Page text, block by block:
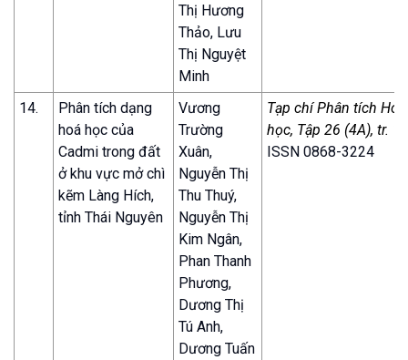
Thị Hương
Thảo, Lưu
Thị Nguyệt
Minh
14.
Phân tích dạng
hoá học của
Cadmi trong đất
ở khu vực mở chì
kẽm Làng Hích,
tỉnh Thái Nguyên
Vương
Trường
Xuân,
Nguyễn Thị
Thu Thuý,
Nguyễn Thị
Kim Ngân,
Phan Thanh
Phương,
Dương Thị
Tú Anh,
Dương Tuấn
Tạp chí Phân tích
học, Tập 26 (4A), tr.
ISSN 0868-3224